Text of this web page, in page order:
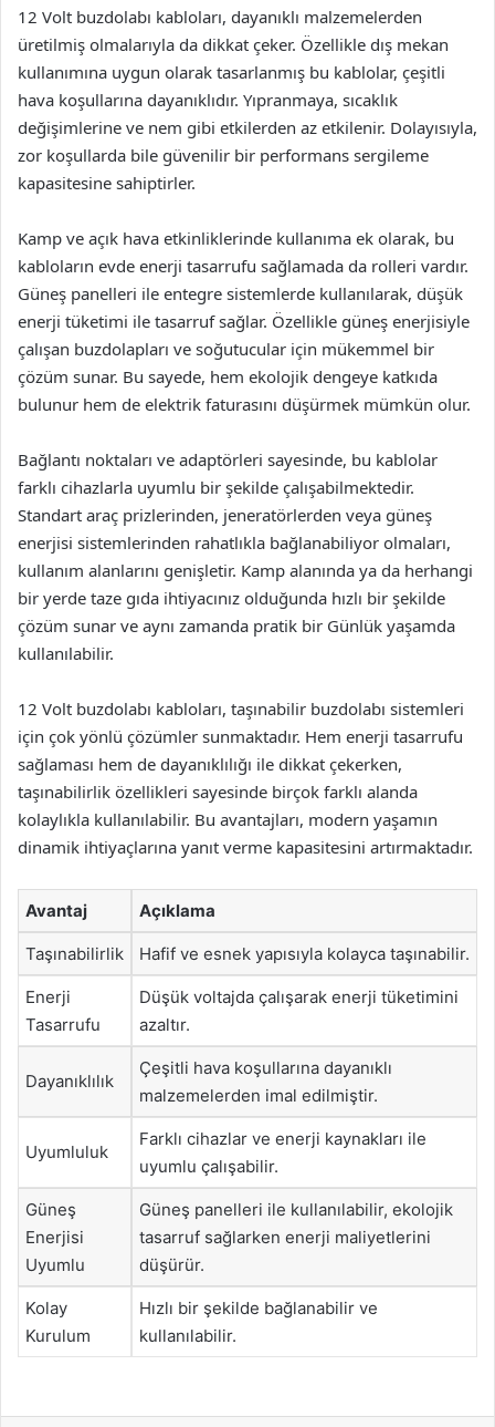
12 Volt buzdolabı kabloları, dayanıklı malzemelerden
üretilmiş olmalarıyla da dikkat çeker. Özellikle dış mekan
kullanımına uygun olarak tasarlanmış bu kablolar, çeşitli
hava koşullarına dayanıklıdır. Yıpranmaya, sıcaklık
değişimlerine ve nem gibi etkilerden az etkilenir. Dolayısıyla,
zor koşullarda bile güvenilir bir performans sergileme
kapasitesine sahiptirler.
Kamp ve açık hava etkinliklerinde kullanıma ek olarak, bu
kabloların evde enerji tasarrufu sağlamada da rolleri vardır.
Güneş panelleri ile entegre sistemlerde kullanılarak, düşük
enerji tüketimi ile tasarruf sağlar. Özellikle güneş enerjisiyle
çalışan buzdolapları ve soğutucular için mükemmel bir
çözüm sunar. Bu sayede, hem ekolojik dengeye katkıda
bulunur hem de elektrik faturasını düşürmek mümkün olur.
Bağlantı noktaları ve adaptörleri sayesinde, bu kablolar
farklı cihazlarla uyumlu bir şekilde çalışabilmektedir.
Standart araç prizlerinden, jeneratörlerden veya güneş
enerjisi sistemlerinden rahatlıkla bağlanabiliyor olmaları,
kullanım alanlarını genişletir. Kamp alanında ya da herhangi
bir yerde taze gıda ihtiyacınız olduğunda hızlı bir şekilde
çözüm sunar ve aynı zamanda pratik bir Günlük yaşamda
kullanılabilir.
12 Volt buzdolabı kabloları, taşınabilir buzdolabı sistemleri
için çok yönlü çözümler sunmaktadır. Hem enerji tasarrufu
sağlaması hem de dayanıklılığı ile dikkat çekerken,
taşınabilirlik özellikleri sayesinde birçok farklı alanda
kolaylıkla kullanılabilir. Bu avantajları, modern yaşamın
dinamik ihtiyaçlarına yanıt verme kapasitesini artırmaktadır.
Avantaj Açıklama
Taşınabilirlik Hafif ve esnek yapısıyla kolayca taşınabilir.
Enerji
Tasarrufu
Düşük voltajda çalışarak enerji tüketimini
azaltır.
Dayanıklılık
Çeşitli hava koşullarına dayanıklı
malzemelerden imal edilmiştir.
Uyumluluk
Farklı cihazlar ve enerji kaynakları ile
uyumlu çalışabilir.
Güneş
Enerjisi
Uyumlu
Güneş panelleri ile kullanılabilir, ekolojik
tasarruf sağlarken enerji maliyetlerini
düşürür.
Kolay
Kurulum
Hızlı bir şekilde bağlanabilir ve
kullanılabilir.